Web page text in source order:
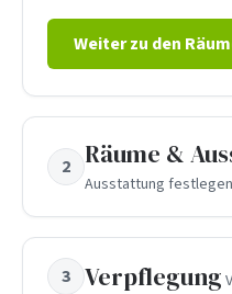
Weiter zu den
2 Räume &
Ausstattung
3 Verpflegung